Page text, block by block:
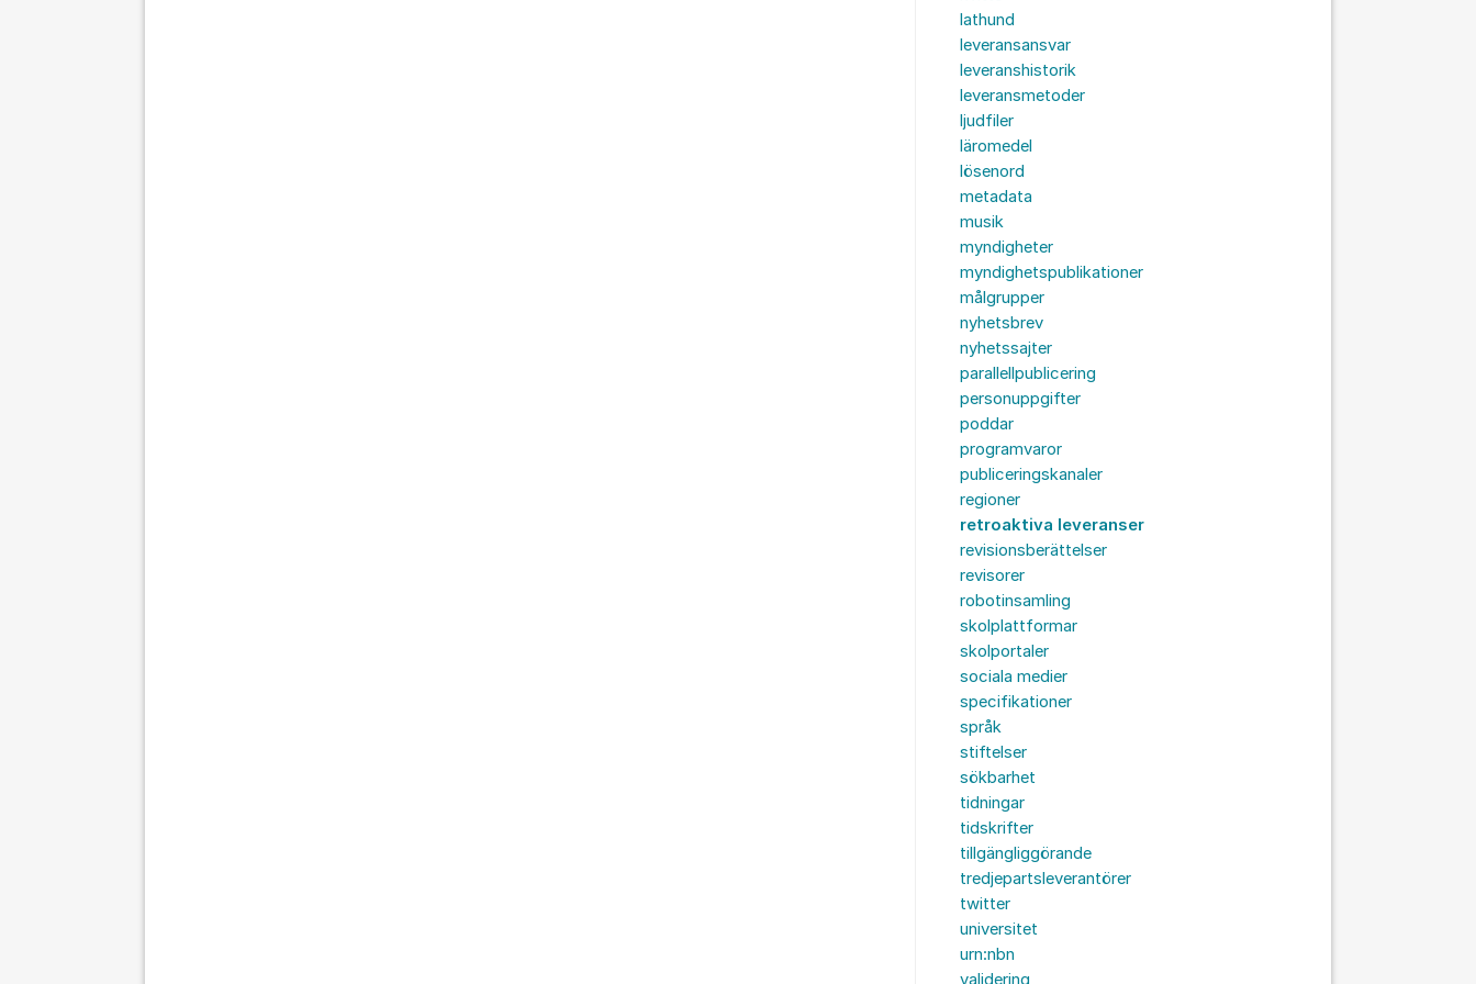
lathund
leveransansvar
leveranshistorik
leveransmetoder
ljudfiler
läromedel
lösenord
metadata
musik
myndigheter
myndighetspublikationer
målgrupper
nyhetsbrev
nyhetssajter
parallellpublicering
personuppgifter
poddar
programvaror
publiceringskanaler
regioner
retroaktiva leveranser
revisionsberättelser
revisorer
robotinsamling
skolplattformar
skolportaler
sociala medier
specifikationer
språk
stiftelser
sökbarhet
tidningar
tidskrifter
tillgängliggörande
tredjepartsleverantörer
twitter
universitet
urn:nbn
validering